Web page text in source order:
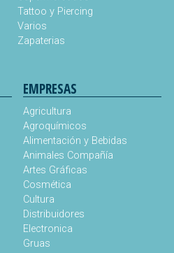
Tattoo y Piercing
Varios
Zapaterias
EMPRESAS
Agricultura
Agroquímicos
Alimentación y Bebidas
Animales Compañía
Artes Gráficas
Cosmética
Cultura
Distribuidores
Electronica
Gruas